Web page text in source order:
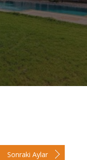
Sonraki Aylar